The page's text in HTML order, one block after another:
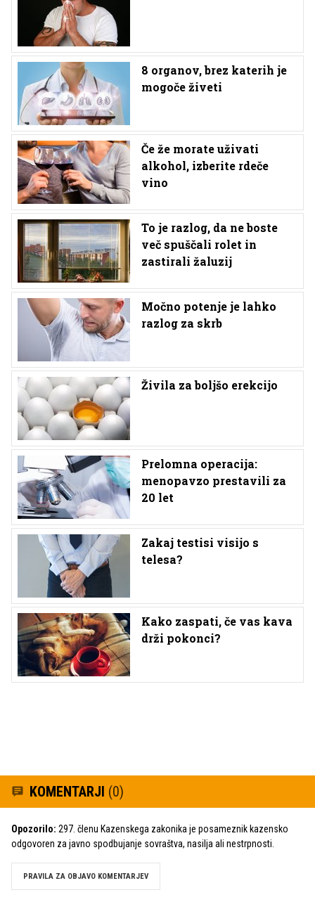
8 organov, brez katerih je
mogoče živeti
Če že morate uživati
alkohol, izberite rdeče
vino
To je razlog, da ne boste
več spuščali rolet in
zastirali žaluzij
Močno potenje je lahko
razlog za skrb
Živila za boljšo erekcijo
Prelomna operacija:
menopavzo prestavili za
20 let
Zakaj testisi visijo s
telesa?
Kako zaspati, če vas kava
drži pokonci?
KOMENTARJI (0)
Opozorilo: 297. členu Kazenskega zakonika je posameznik kazensko
odgovoren za javno spodbujanje sovraštva, nasilja ali nestrpnosti.
PRAVILA ZA OBJAVO KOMENTARJEV